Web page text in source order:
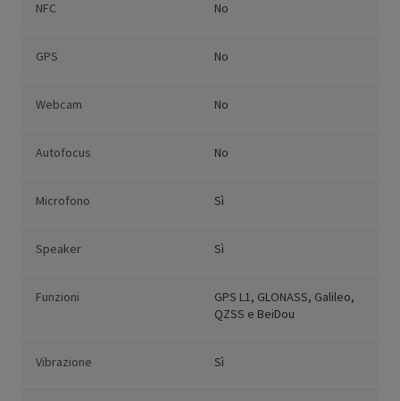
NFC No
GPS No
Webcam No
Autofocus No
Microfono Sì
Speaker Sì
Funzioni
GPS L1, GLONASS, Galileo,
QZSS e BeiDou
Vibrazione Sì